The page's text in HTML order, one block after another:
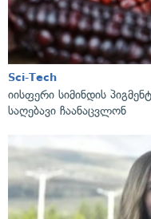
Sci-Tech
იისფერი სიმინდის
საღებავი ჩაანაცვლონ